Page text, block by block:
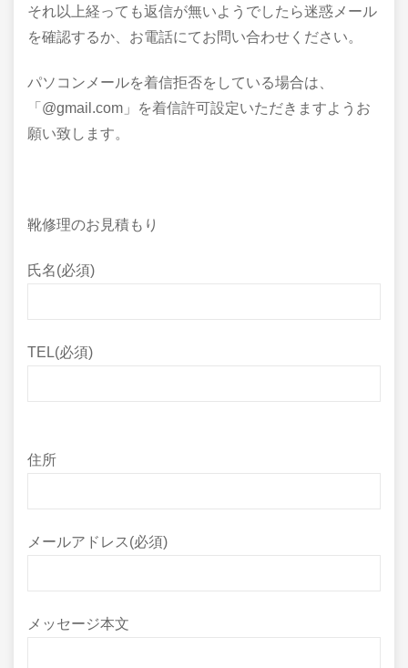
それ以上経っても返信が無いようでしたら迷惑メール
を確認するか、お電話にてお問い合わせください。
パソコンメールを着信拒否をしている場合は、
「@gmail.com」を着信許可設定いただきますようお
願い致します。
靴修理のお見積もり
氏名(必須)
TEL(必須)
住所
メールアドレス(必須)
メッセージ本文